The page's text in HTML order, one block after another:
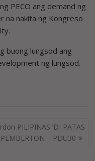
PECO ang demand ng
na nakita ng Kongreso
buong lungsod ang
ng lungsod.
PILIPINAS ‘DI PATAS
PEMBERTON – PDU30